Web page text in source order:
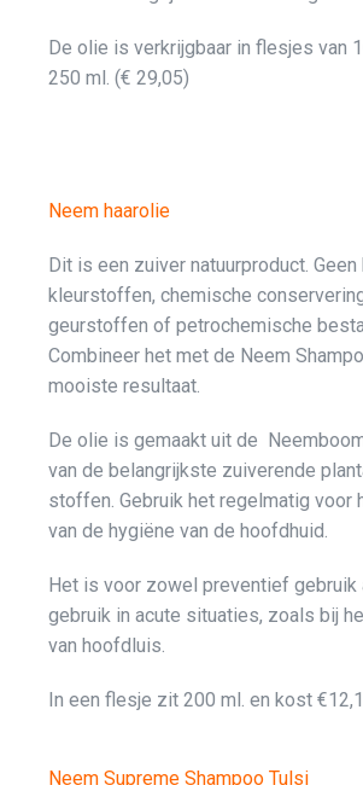
De olie is verkrijgbaar in flesjes van
250 ml. (€ 29,05)
Neem haarolie
Dit is een zuiver natuurproduct.
kleurstoffen, chemische
geurstoffen of petrochemische
Combineer het met de Neem
mooiste resultaat.
De olie is gemaakt uit de
van de belangrijkste zuiverende
stoffen. Gebruik het regelmatig voor
van de hygiëne van de hoofdhuid.
Het is voor zowel preventief gebruik
gebruik in acute situaties, zoals bij
van hoofdluis.
In een flesje zit 200 ml. en kost
Neem Supreme Shampoo Tulsi